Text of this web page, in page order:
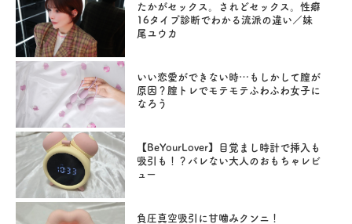
たかがセックス。されどセックス。性癖
16タイプ診断でわかる流派の違い／妹
尾ユウカ
いい恋愛ができない時…もしかして膣が
原因？膣トレでモテモテふわふわ女子に
なろう
【BeYourLover】目覚まし時計で挿入も
吸引も！？バレない大人のおもちゃレビ
ュー
負圧真空吸引に甘噛みクンニ！